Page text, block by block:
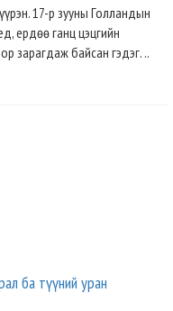
17-р зууны Голландын
ердөө ганц цэцгийн
зарагдаж байсан гэдэг. ..
ба түүний уран